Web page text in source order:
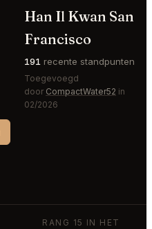
Han Il Kwan San
Francisco
191 recente standpunten
Toegevoegd
door CompactWater52 in
02/2026
RANG 15 IN HET